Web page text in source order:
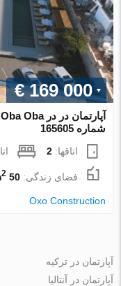
€ 169 000
شماره 165605
اتاقها:2
فضای زندگی:50 m
2
Oxo Construction
آپارتمان در ترکیه
آپارتمان در آنتالیا